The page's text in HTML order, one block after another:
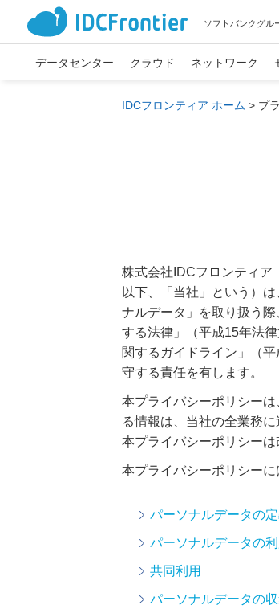
ソフトバンクグル
データセンター クラウド ネットワーク
IDCフロンティア ホーム > プ
株式会社IDCフロンティ
以下、「当社」という）
ナルデータ」を取り扱う
する法律」（平成15年法
関するガイドライン」（
守する責任を有します。
本プライバシーポリシー
る情報は、当社の全業務
本プライバシーポリシー
本プライバシーポリシー
パーソナルデータの
パーソナルデータの
共同利用
パーソナルデータの